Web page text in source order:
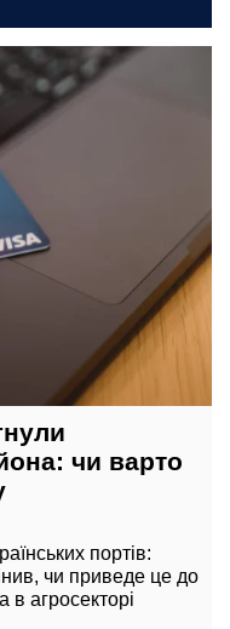
чи варто
портів:
чи приведе це до
в агросекторі